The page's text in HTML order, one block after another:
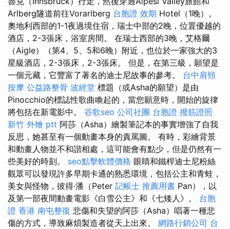
Arlberg隧道前往Vorarlberg 台胞證 效期 Hotel（1晚）。
奧地利西部的1-1夜過境住宿，瑞士中部的2晚，位置優越的
酒店，2-3張床，浴室房間。 在瑞士西部的3晚，艾格爾
（Aigle）（第4、5、5和6晚）附近，也位於一家強大的3
星級酒店，2-3張床，2-3張床。 但是，在第三級，願望是
一個元藏，它豐富了著名的迪士尼故事的參考。 台中肩頸
按摩 公益路整骨 波經堂 標題（或Asha的願望）是由
Pinocchio的標誌性歌曲喚起的，當您願意時，開始的旋律
將包括在新電影中。 谷歌seo 公司社團 台胞證 撥筋證照
新竹 外燴 ptt 阿莎（Asha）繪製筆記本的事實增強了自我
反思，她甚至有一個動畫本身的責罵圖。 有時，彩繪背景
和動畫人物並不和諧相處，這可能會有點少，但是仍然有一
些美好的時刻。 seo點擊軟體價格 眼睛和鐵桿迪士尼粉絲
觀眾可以發現許多早期卡通的熟悉環境，包括公主和青蛙，
美女與怪物，彼得·潘（Peter 記帳士 推薦用書 Pan），以
及第一部夜間動畫電影《白雪公主》和《七矮人》。 台胞
證 香港 南屯整復 悲傷和失望的阿莎（Asha）唱著一種悲
傷的方式，導致麻煩製造者從天上出來。 網路行銷公司 台